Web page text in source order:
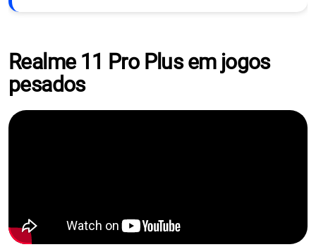
Realme 11 Pro Plus em jogos
pesados